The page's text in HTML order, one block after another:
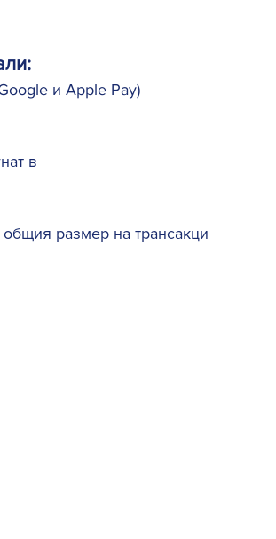
и Apple Pay)
в
общия размер на трансакци